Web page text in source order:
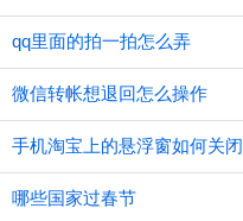
qq里面的拍一拍怎么弄
微信转帐想退回怎么操作
手机淘宝上的悬浮窗如何关闭
哪些国家过春节